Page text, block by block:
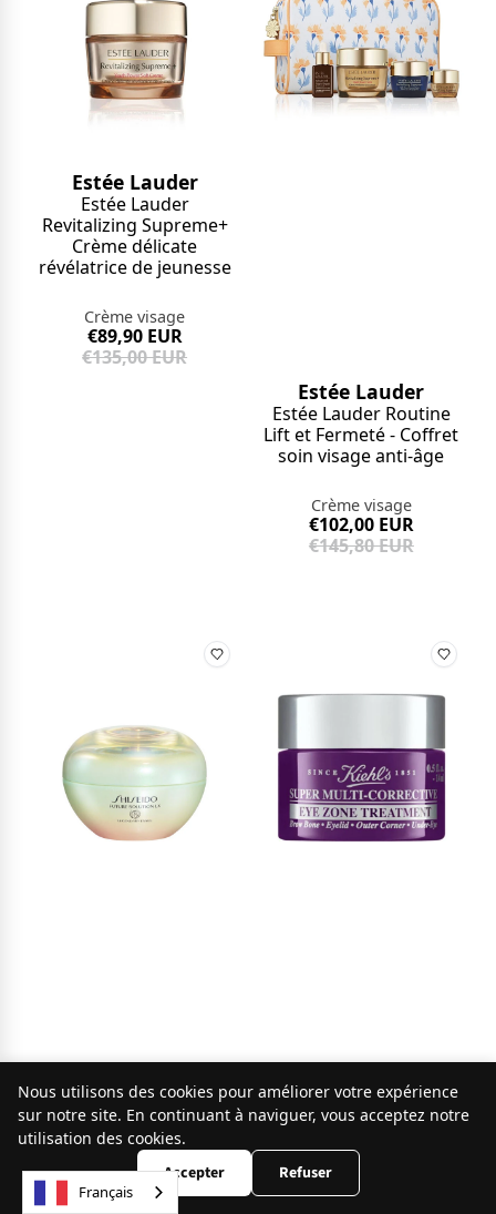
Estée Lauder
Estée Lauder
Revitalizing Supreme+
Crème délicate
révélatrice de jeunesse
Crème visage
€89,90 EUR
€135,00 EUR
Estée Lauder
Estée Lauder Routine
Lift et Fermeté - Coffret
soin visage anti-âge
Crème visage
€102,00 EUR
€145,80 EUR
Shiseido
Shiseido Legendary
Enmei Crème
Rénovatrice Ultime
Crème visage
Kiehl’s
Kiehl’s - Super Multi-
Corrective Eye Zone
Treatment
Contour des yeux
Nous utilisons des cookies pour améliorer votre expérience
sur notre site. En continuant à naviguer, vous acceptez notre
utilisation des cookies.
Accepter Refuser
Français
9.8 /10
253 avis